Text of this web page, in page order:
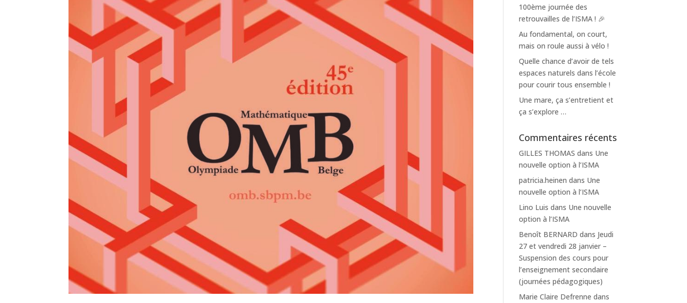
100ème journée des
retrouvailles de l’ISMA ! 🎉
Au fondamental, on court,
mais on roule aussi à vélo !
Quelle chance d’avoir de tels
espaces naturels dans l’école
pour courir tous ensemble !
Une mare, ça s’entretient et
ça s’explore …
Commentaires récents
GILLES THOMAS dans Une
nouvelle option à l’ISMA
patricia.heinen dans Une
nouvelle option à l’ISMA
Lino Luis dans Une nouvelle
option à l’ISMA
Benoît BERNARD dans Jeudi
27 et vendredi 28 janvier –
Suspension des cours pour
l’enseignement secondaire
(journées pédagogiques)
Marie Claire Defrenne dans